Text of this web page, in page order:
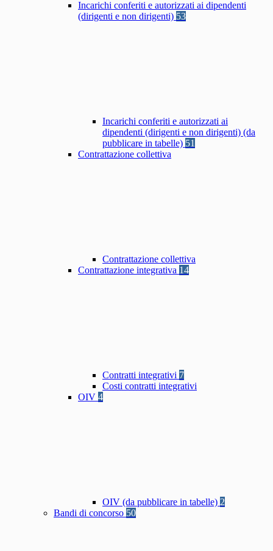
Incarichi conferiti e autorizzati ai dipendenti
(dirigenti e non dirigenti) 53
Incarichi conferiti e autorizzati ai
dipendenti (dirigenti e non dirigenti) (da
pubblicare in tabelle) 51
Contrattazione collettiva
Contrattazione collettiva
Contrattazione integrativa 14
Contratti integrativi 7
Costi contratti integrativi
OIV 4
OIV (da pubblicare in tabelle) 2
Bandi di concorso 50